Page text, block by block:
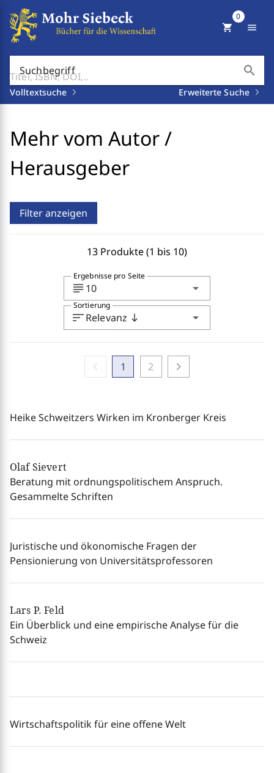
Suchbegriff search
Volltextsuche Erweiterte Suche
shopping_cart
0
menu
Mehr vom Autor /
Herausgeber
Filter anzeigen
13 Produkte (1 bis 10)
subject 10 arrow_drop_down
Ergebnisse pro Seite
sortRelevanz south arrow_drop_down
Sortierung
1 2 chevron_right
Heike Schweitzers Wirken im Kronberger Kreis
Olaf Sievert
Beratung mit ordnungspolitischem Anspruch.
Gesammelte Schriften
Juristische und ökonomische Fragen der
Pensionierung von Universitätsprofessoren
Lars P. Feld
Ein Überblick und eine empirische Analyse für die
Schweiz
Wirtschaftspolitik für eine offene Welt